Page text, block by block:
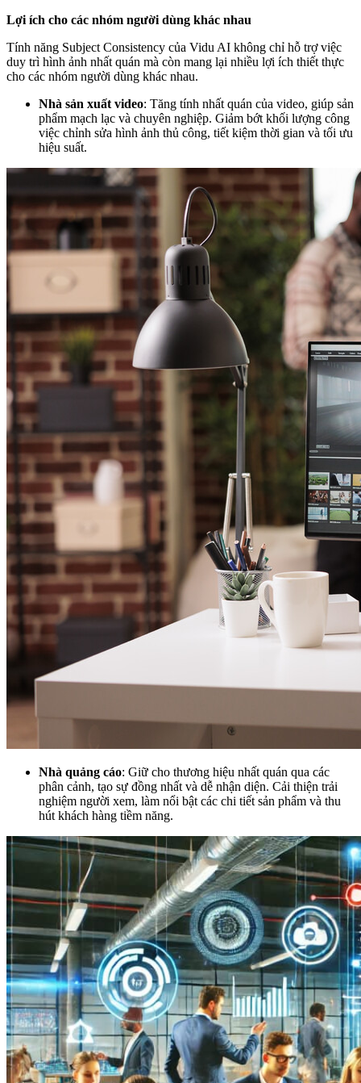
Lợi ích cho các nhóm người dùng khác nhau
Tính năng Subject Consistency của Vidu AI không chỉ hỗ trợ việc
duy trì hình ảnh nhất quán mà còn mang lại nhiều lợi ích thiết thực
cho các nhóm người dùng khác nhau.
Nhà sản xuất video: Tăng tính nhất quán của video, giúp sản
phẩm mạch lạc và chuyên nghiệp. Giảm bớt khối lượng công
việc chỉnh sửa hình ảnh thủ công, tiết kiệm thời gian và tối ưu
hiệu suất.
Nhà quảng cáo: Giữ cho thương hiệu nhất quán qua các
phân cảnh, tạo sự đồng nhất và dễ nhận diện. Cải thiện trải
nghiệm người xem, làm nổi bật các chi tiết sản phẩm và thu
hút khách hàng tiềm năng.